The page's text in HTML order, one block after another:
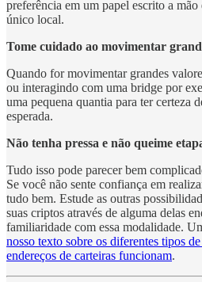
preferência em um papel escrito a
único local.
Tome cuidado ao movimentar
Quando for movimentar grandes
ou interagindo com uma bridge por
uma pequena quantia para ter certeza
esperada.
Não tenha pressa e não queime
Tudo isso pode parecer bem
Se você não sente confiança em
tudo bem. Estude as outras
suas criptos através de alguma delas
familiaridade com essa modalidade.
nosso texto sobre os diferentes tipos
endereços de carteiras funcionam.